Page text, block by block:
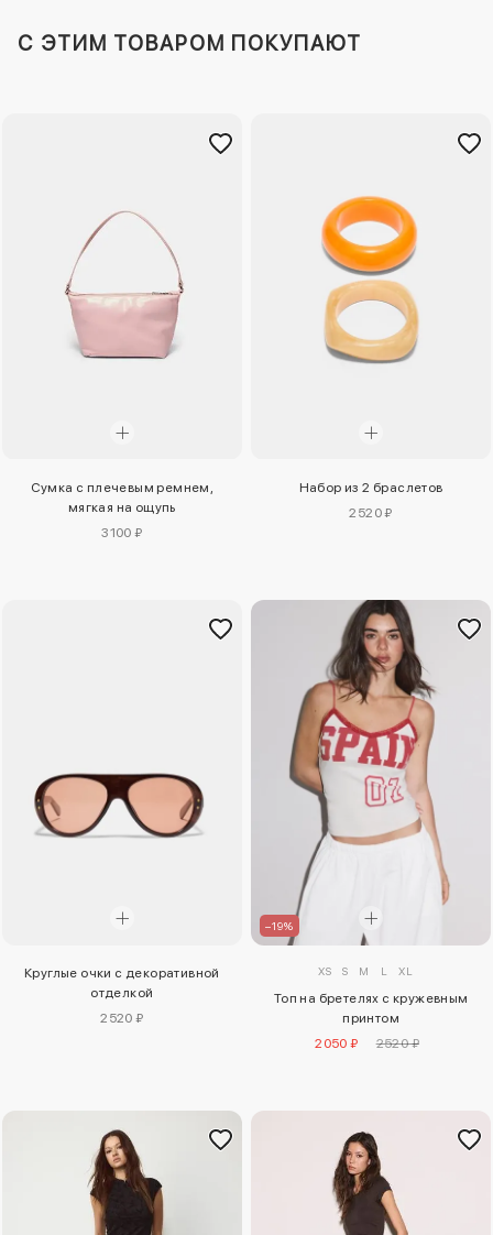
C ЭТИМ ТОВАРОМ ПОКУПАЮТ
Сумка с плечевым ремнем,
мягкая на ощупь
3100 ₽
Набор из 2 браслетов
2520 ₽
Круглые очки с декоративной
отделкой
2520 ₽
–19%
XS S M L XL
Топ на бретелях с кружевным
принтом
2050 ₽
2520 ₽